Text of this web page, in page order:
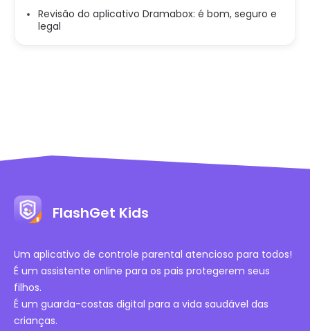
Revisão do aplicativo Dramabox: é bom, seguro e
legal
FlashGet Kids
Um aplicativo de controle parental atencioso para todos!
É um assistente online para os pais protegerem seus
filhos.
É um guarda-costas digital para a vida saudável das
crianças.